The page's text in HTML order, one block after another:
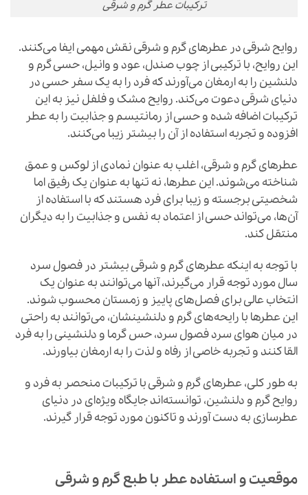
ترکیبات عطر گرم و شرقی
روایح شرقی در عطرهای گرم و شرقی نقش مهمی ایفا می‌کنند.
این روایح، با ترکیبی از چوب صندل، عود و وانیل، حسی گرم و
دلنشین را به ارمغان می‌آورند که فرد را به یک سفر حسی در
دنیای شرقی دعوت می‌کند. روایح مشک و فلفل نیز به این
ترکیبات اضافه شده و حسی از رمانتیسم و جذابیت را به عطر
افزوده و تجربه استفاده از آن را بیشتر زیبا می‌کنند.
عطرهای گرم و شرقی، اغلب به عنوان نمادی از لوکس و عمق
شناخته می‌شوند. این عطرها، نه تنها به عنوان یک رفیق اما
شخصیتی برجسته و زیبا برای فرد هستند که با استفاده از
آن‌ها، می‌تواند حسی از اعتماد به نفس و جذابیت را به دیگران
منتقل کند.
با توجه به اینکه عطرهای گرم و شرقی بیشتر در فصول سرد
سال مورد توجه قرار می‌گیرند، آنها می‌توانند به عنوان یک
انتخاب عالی برای فصل‌های پاییز و زمستان محسوب شوند.
این عطرها با رایحه‌های گرم و دلنشینشان، می‌توانند به راحتی
در میان هوای سرد فصول سرد، حس گرما و دلنشینی را به فرد
القا کنند و تجربه خاصی از رفاه و لذت را به ارمغان بیاورند.
به طور کلی، عطرهای گرم و شرقی با ترکیبات منحصر به فرد و
روایح گرم و دلنشین، توانسته‌اند جایگاه ویژه‌ای در دنیای
عطرسازی به دست آورند و تاکنون مورد توجه قرار گیرند.
موقعیت و استفاده عطر با طبع گرم و شرقی